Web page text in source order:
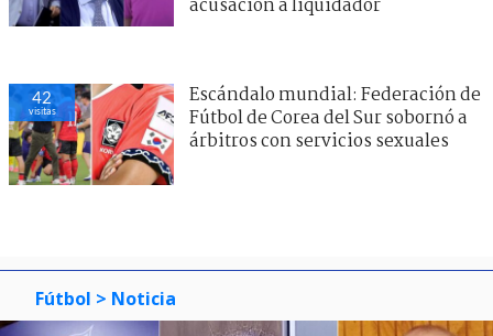
acusación a liquidador
42
visitas
Escándalo mundial: Federación de
Fútbol de Corea del Sur sobornó a
árbitros con servicios sexuales
Fútbol > Noticia